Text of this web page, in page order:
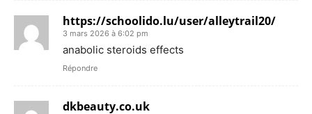
https://schoolido.lu/user/alleytrail20/
3 mars 2026 à 6:02 pm
anabolic steroids effects
Répondre
dkbeauty.co.uk